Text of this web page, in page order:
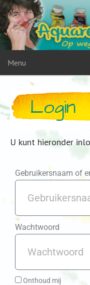
Menu
Login
U kunt hieronder
Gebruikersnaam of
Wachtwoord
Onthoud mij